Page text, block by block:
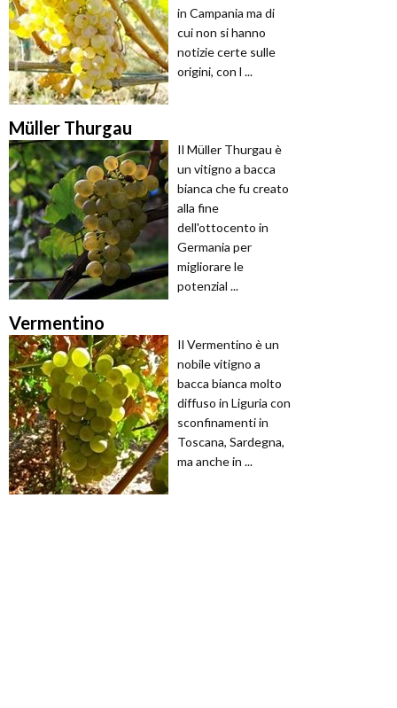
in Campania ma di
cui non si hanno
notizie certe sulle
origini, con l ...
Müller Thurgau
Il Müller Thurgau è
un vitigno a bacca
bianca che fu creato
alla fine
dell'ottocento in
Germania per
migliorare le
potenzial ...
Vermentino
Il Vermentino è un
nobile vitigno a
bacca bianca molto
diffuso in Liguria con
sconfinamenti in
Toscana, Sardegna,
ma anche in ...